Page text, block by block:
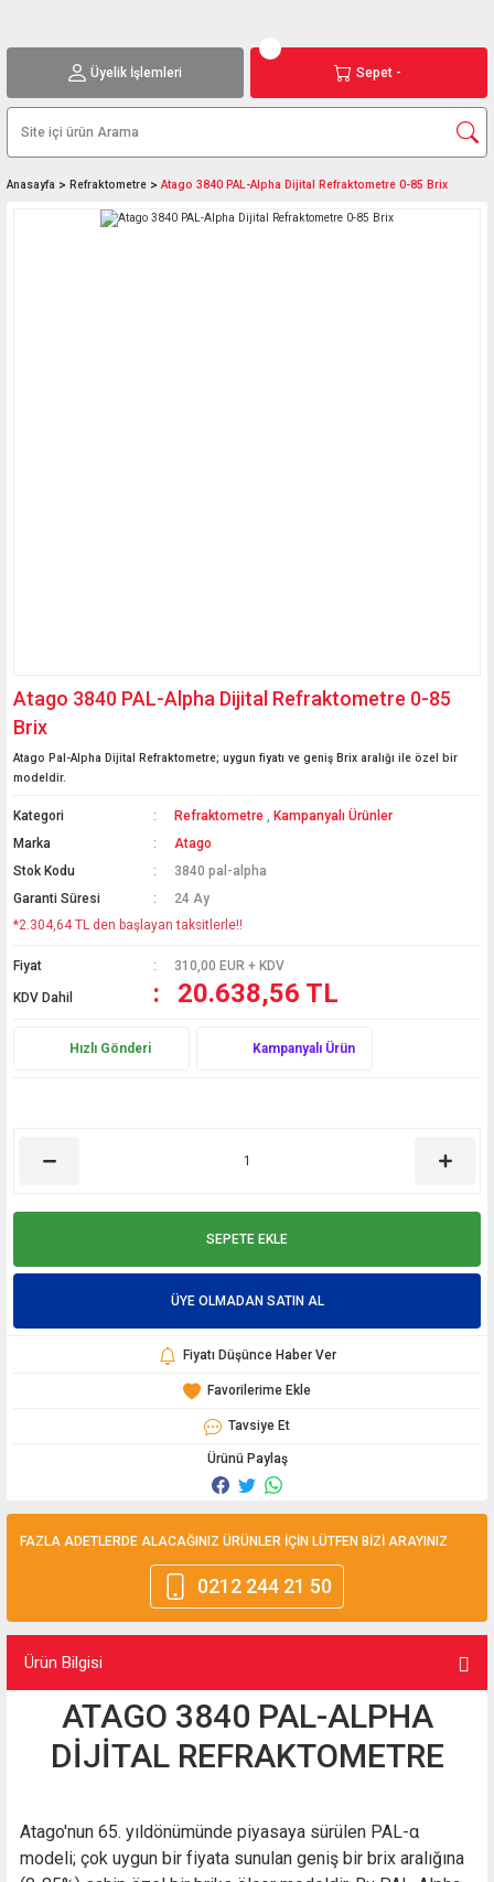
Üyelik İşlemleri Sepet -
Anasayfa Refraktometre Atago 3840 PAL-Alpha Dijital Refraktometre 0-85 Brix
Atago 3840 PAL-Alpha Dijital Refraktometre 0-85
Brix
Atago Pal-Alpha Dijital Refraktometre; uygun fiyatı ve geniş Brix aralığı ile özel bir
modeldir.
Kategori Refraktometre , Kampanyalı Ürünler
Marka
Atago
Stok Kodu
3840 pal-alpha
Garanti Süresi
24 Ay
*2.304,64 TL den başlayan taksitlerle!!
Fiyat 310,00 EUR + KDV
KDV Dahil 20.638,56 TL
Hızlı Gönderi Kampanyalı Ürün
SEPETE EKLE
ÜYE OLMADAN SATIN AL
Fiyatı Düşünce Haber Ver
Tavsiye Et
Ürünü Paylaş
FAZLA ADETLERDE ALACAĞINIZ ÜRÜNLER İÇİN LÜTFEN BİZİ ARAYINIZ
0212 244 21 50
Ürün Bilgisi
ATAGO 3840 PAL-ALPHA
DİJİTAL REFRAKTOMETRE
Atago'nun 65. yıldönümünde piyasaya sürülen PAL-α
modeli; çok uygun bir fiyata sunulan geniş bir brix aralığına